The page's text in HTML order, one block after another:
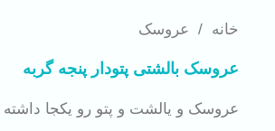
خانه / عروسک
عروسک بالشتی پتودار پنجه گربه
عروسک و یالشت و پتو رو یکجا